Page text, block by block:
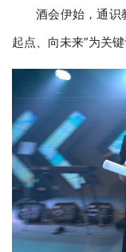
酒会伊始，通识
起点、向未来”为关